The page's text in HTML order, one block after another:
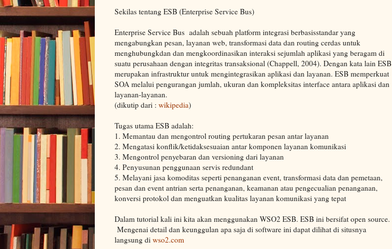
Sekilas tentang ESB (Enterprise Service Bus)
Enterprise Service Bus adalah sebuah platform integrasi berbasisstandar yang
mengabungkan pesan, layanan web, transformasi data dan routing cerdas untuk
menghubungkdan dan mengkoordinasikan interaksi sejumlah aplikasi yang beragam di
suatu perusahaan dengan integritas transaksional (Chappell, 2004). Dengan kata lain ESB
merupakan infrastruktur untuk mengintegrasikan aplikasi dan layanan. ESB memperkuat
SOA melalui pengurangan jumlah, ukuran dan kompleksitas interface antara aplikasi dan
layanan-layanan.
(dikutip dari : wikipedia)
Tugas utama ESB adalah:
1. Memantau dan mengontrol routing pertukaran pesan antar layanan
2. Mengatasi konflik/ketidaksesuaian antar komponen layanan komunikasi
3. Mengontrol penyebaran dan versioning dari layanan
4. Penyusunan penggunaan servis redundant
5. Melayani jasa komoditas seperti penanganan event, transformasi data dan pemetaan,
pesan dan event antrian serta penanganan, keamanan atau pengecualian penanganan,
konversi protokol dan menguatkan kualitas layanan komunikasi yang tepat
Dalam tutorial kali ini kita akan menggunakan WSO2 ESB. ESB ini bersifat open source.
Mengenai detail dan keunggulan apa saja di software ini dapat dilihat di situsnya
langsung di wso2.com